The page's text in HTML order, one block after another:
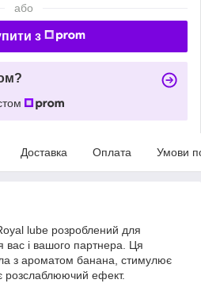
або
з
Доставка Оплата Умови
lube розроблений для
вас і вашого партнера. Ця
з ароматом банана, стимулює
розслаблюючий ефект.